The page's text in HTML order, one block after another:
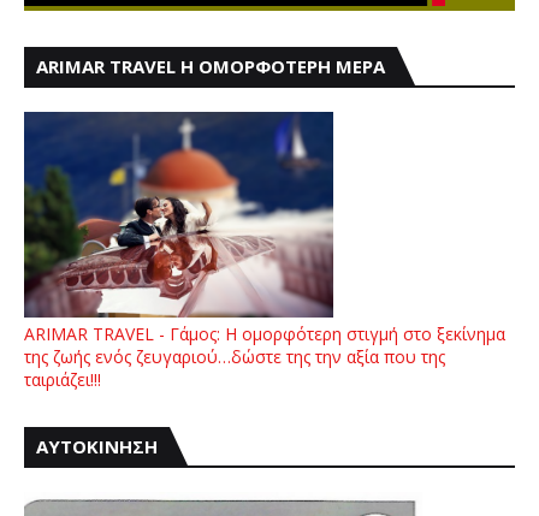
ARIMAR TRAVEL Η ΟΜΟΡΦΟΤΕΡΗ ΜΕΡΑ
ARIMAR TRAVEL - Γάμος: Η ομορφότερη στιγμή στο ξεκίνημα
της ζωής ενός ζευγαριού…δώστε της την αξία που της
ταιριάζει!!!
ΑΥΤΟΚΙΝΗΣΗ